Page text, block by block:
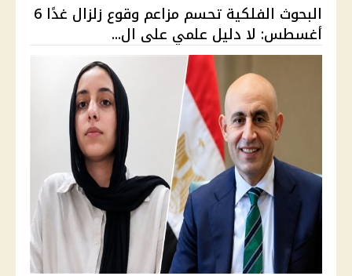
البحوث الفلكية تحسم مزاعم وقوع زلزال غدًا 6
أغسطس: لا دليل علمي على ال...